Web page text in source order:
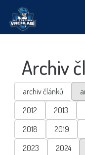
Archiv
archiv článků
2012
2013
2018
2019
2023
2024